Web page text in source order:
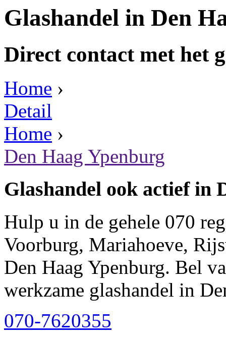
Glashandel in Den
Direct contact met het
Home ›
Detail
Home ›
Den Haag Ypenburg
Glashandel ook actief in
Hulp u in de gehele 070
Voorburg, Mariahoeve,
Den Haag Ypenburg. Bel
werkzame glashandel in
070-7620355